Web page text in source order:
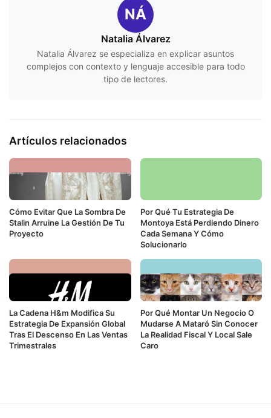
NÁ
Natalia Álvarez
Natalia Álvarez se especializa en explicar asuntos
complejos con contexto y lenguaje accesible para todo
tipo de lectores.
Artículos relacionados
Cómo Evitar Que La Sombra De
Stalin Arruine La Gestión De Tu
Proyecto
Por Qué Tu Estrategia De
Montoya Está Perdiendo Dinero
Cada Semana Y Cómo
Solucionarlo
La Cadena H&m Modifica Su
Estrategia De Expansión Global
Tras El Descenso En Las Ventas
Trimestrales
Por Qué Montar Un Negocio O
Mudarse A Mataró Sin Conocer
La Realidad Fiscal Y Local Sale
Caro